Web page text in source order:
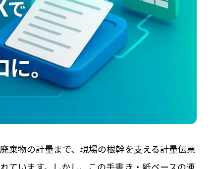
棄物の計量まで、現場の根幹を支える計量伝票
ています。しかし、この手書き・紙ベースの運